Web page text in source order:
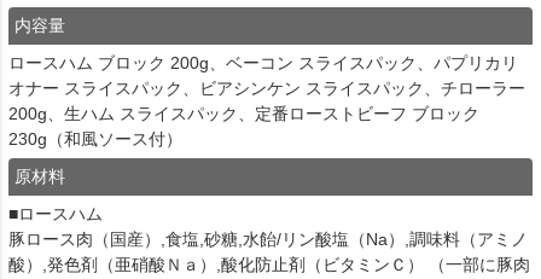
内容量
ロースハム ブロック 200g、ベーコン スライスパック、パプリカリ
オナー スライスパック、ビアシンケン スライスパック、チローラー
200g、生ハム スライスパック、定番ローストビーフ ブロック
230g（和風ソース付）
原材料
■ロースハム
豚ロース肉（国産）,食塩,砂糖,水飴/リン酸塩（Na）,調味料（アミノ
酸）,発色剤（亜硝酸Ｎａ）,酸化防止剤（ビタミンＣ） （一部に豚肉